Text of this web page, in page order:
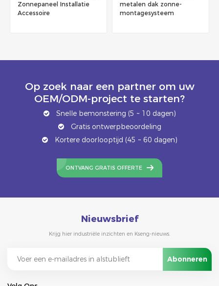
Zonnepaneel Installatie
Accessoire
metalen dak zonne-
montagesysteem
Op zoek naar een partner om uw
OEM/ODM-project te starten?
Snelle bemonstering (5 ~ 10 dagen)
Gratis ontwerpbeoordeling
Kortere doorlooptijd (45 ~ 60 dagen)
ONTVANG GRATIS OFFERTE
Nieuwsbrief
Krijg hier industriële inzichten en Kseng-nieuws.